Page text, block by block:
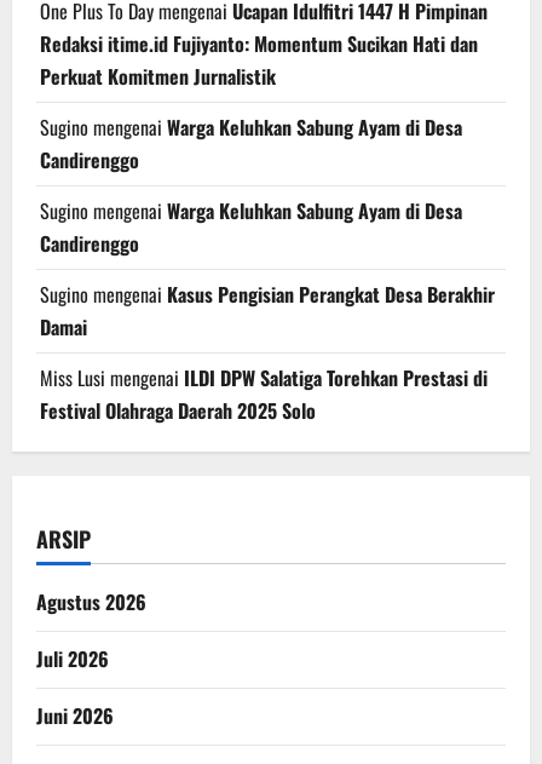
One Plus To Daymengenai Ucapan Idulfitri 1447 H Pimpinan
Redaksi itime.id Fujiyanto: Momentum Sucikan Hati dan
Perkuat Komitmen Jurnalistik
Sugino mengenai Warga Keluhkan Sabung Ayam di Desa
Candirenggo
Sugino mengenai Warga Keluhkan Sabung Ayam di Desa
Candirenggo
Sugino mengenai Kasus Pengisian Perangkat Desa Berakhir
Damai
Miss Lusi mengenai ILDI DPW Salatiga Torehkan Prestasi di
Festival Olahraga Daerah 2025 Solo
ARSIP
Agustus 2026
Juli 2026
Juni 2026